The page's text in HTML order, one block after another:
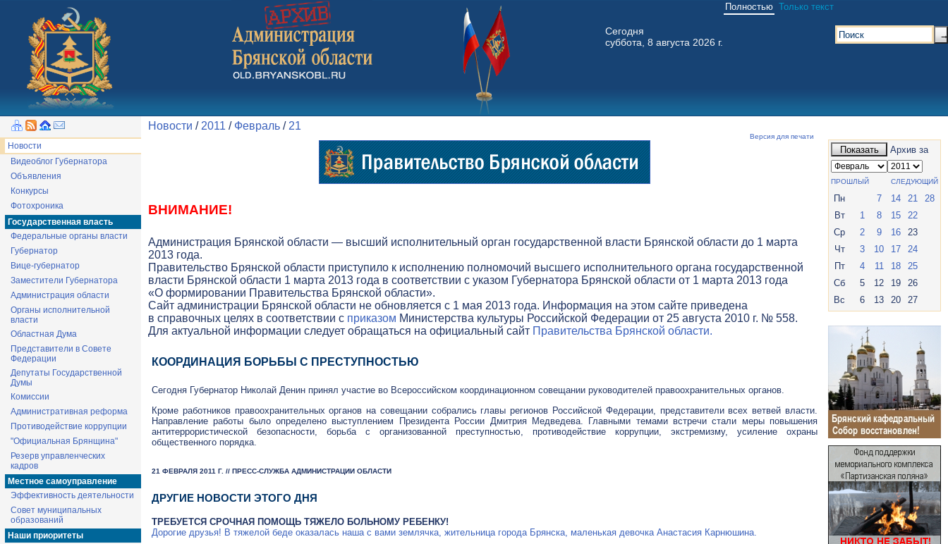
Полностью Только текст
Сегодня
суббота, 8 августа 2026 г.
→
Новости
Видеоблог Губернатора
Объявления
Конкурсы
Фотохроника
Государственная власть
Федеральные органы власти
Губернатор
Вице-губернатор
Заместители Губернатора
Администрация области
Органы исполнительной
власти
Областная Дума
Представители в Совете
Федерации
Депутаты Государственной
Думы
Комиссии
Административная реформа
Противодействие коррупции
"Официальная Брянщина"
Резерв управленческих
кадров
Местное самоуправление
Эффективность деятельности
Совет муниципальных
образований
Наши приоритеты
Новости / 2011 / Февраль / 21
Версия для печати
ВНИМАНИЕ!
Администрация Брянской области — высший исполнительный орган государственной власти Брянской области до 1 марта
2013 года.
Правительство Брянской области приступило к исполнению полномочий высшего исполнительного органа государственной
власти Брянской области 1 марта 2013 года в соответствии с указом Губернатора Брянской области от 1 марта 2013 года
«О формировании Правительства Брянской области».
Cайт администрации Брянской области не обновляется с 1 мая 2013 года. Информация на этом сайте приведена
в справочных целях в соответствии с приказом Министерства культуры Российской Федерации от 25 августа 2010 г. № 558.
Для актуальной информации следует обращаться на официальный сайт Правительства Брянской области.
КООРДИНАЦИЯ БОРЬБЫ С ПРЕСТУПНОСТЬЮ
Сегодня Губернатор Николай Денин принял участие во Всероссийском координационном совещании руководителей правоохранительных органов.
Кроме работников правоохранительных органов на совещании собрались главы регионов Российской Федерации, представители всех ветвей власти.
Направление работы было определено выступлением Президента России Дмитрия Медведева. Главными темами встречи стали меры повышения
антитеррористической безопасности, борьба с организованной преступностью, противодействие коррупции, экстремизму, усиление охраны
общественного порядка.
21 ФЕВРАЛЯ 2011 Г. // ПРЕСС-СЛУЖБА АДМИНИСТРАЦИИ ОБЛАСТИ
ДРУГИЕ НОВОСТИ ЭТОГО ДНЯ
ТРЕБУЕТСЯ СРОЧНАЯ ПОМОЩЬ ТЯЖЕЛО БОЛЬНОМУ РЕБЕНКУ!
Дорогие друзья! В тяжелой беде оказалась наша с вами землячка, жительница города Брянска, маленькая девочка Анастасия Карнюшина.
Показать Архив за
ПРОШЛЫЙ СЛЕДУЮЩИЙ
Пн 7 14 21
28
Вт
1 8 15
22
Ср
2 9 16
23
Чт
3 10 17
24
Пт
4 11 18
25
Сб
5 12 19
26
Вс
6 13 20 27